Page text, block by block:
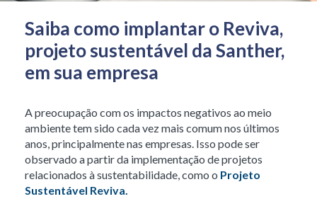
Saiba como implantar o Reviva,
projeto sustentável da Santher,
em sua empresa
A preocupação com os impactos negativos ao meio
ambiente tem sido cada vez mais comum nos últimos
anos, principalmente nas empresas. Isso pode ser
observado a partir da implementação de projetos
relacionados à sustentabilidade, como o Projeto
Sustentável Reviva.